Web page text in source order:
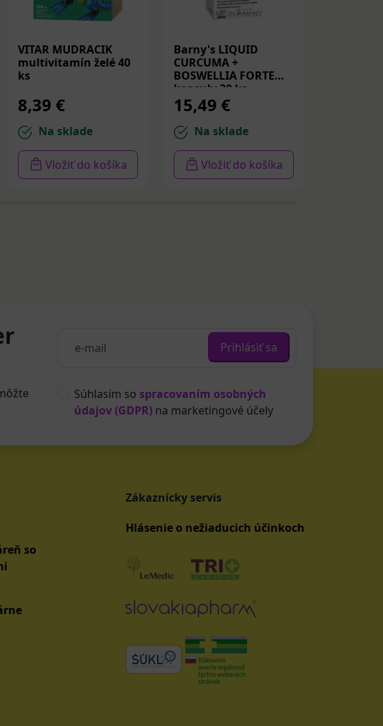
VITAR MUDRACIK
multivitamín želé 40
ks
8,39 €
Na sklade
Vložiť do košíka
Barny's LIQUID
CURCUMA +
BOSWELLIA FORTE
kapsuly 30 ks
15,49 €
Na sklade
Vložiť do košíka
Prihlásiť sa
Súhlasím so spracovaním osobných
údajov (GDPR) na marketingové účely
so
Zákaznícky servis
Hlásenie o nežiaducich účinkoch